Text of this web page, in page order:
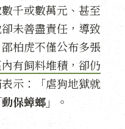
千或數萬元、甚至
未善盡責任，導致
柏虎不僅公布多張
有飼料堆積，卻仍
表示：「虐狗地獄就
保蟑螂」 。